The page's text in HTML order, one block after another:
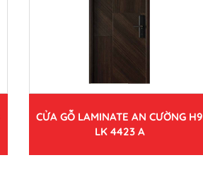
CỬA GỖ LAMINATE AN CƯỜNG H9
LK 4423 A